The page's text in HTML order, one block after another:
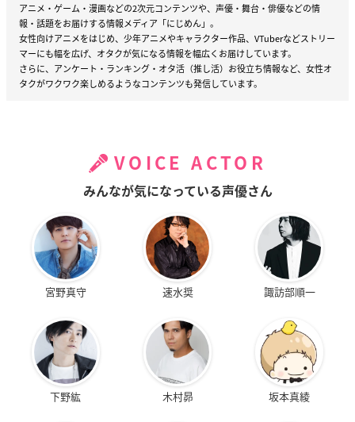
アニメ・ゲーム・漫画などの2次元コンテンツや、声優・舞台・俳優などの情
報・話題をお届けする情報メディア「にじめん」。
女性向けアニメをはじめ、少年アニメやキャラクター作品、VTuberなどストリー
マーにも幅を広げ、オタクが気になる情報を幅広くお届けしています。
さらに、アンケート・ランキング・オタ活（推し活）お役立ち情報など、女性オ
タクがワクワク楽しめるようなコンテンツも発信しています。
VOICE ACTOR
みんなが気になっている声優さん
宮野真守 速水奨 諏訪部順一
下野紘 木村昴 坂本真綾